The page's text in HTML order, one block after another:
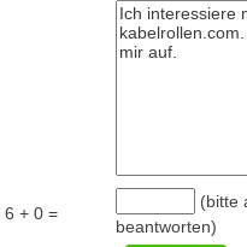
6 + 0=
(bitte
beantworten)